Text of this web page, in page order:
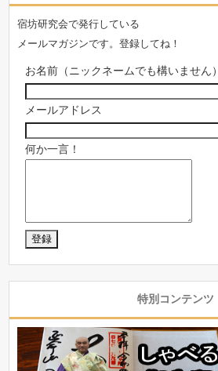
宿坊研究会で発行している
メールマガジンです。登録してね！
お名前（ニックネームでも構いません）
メールアドレス
何か一言！
特別コンテンツ